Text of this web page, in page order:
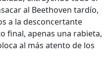
al Beethoven tardío,
a la desconcertante
final, apenas una rabieta,
al más atento de los